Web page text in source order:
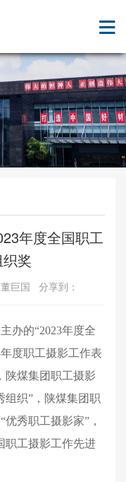
年度全国职工
奖
巨国 分享到：
办的“2023年度全
年度职工摄影工作表
陕煤集团职工摄影
组织” ，陕煤集团职
“优秀职工摄影家” ，
职工摄影工作先进